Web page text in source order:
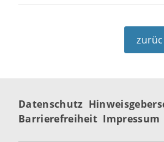
Datenschutz
Barrierefreiheit Impressum